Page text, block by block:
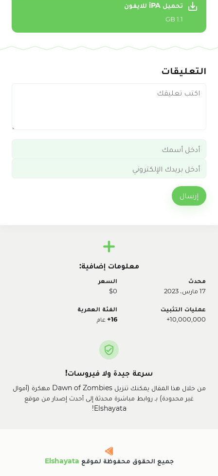
تحميل iPA للايفون
1.1 GB
التعليقات
إرسال
معلومات إضافية:
محدث
17 مارس، 2023
السعر
$0
عمليات التثبيت
10,000,000+
الفئة العمرية
16+
عام
سرعة جيدة ولا فيروسات!
من خلال هذا المقال يمكنك تنزيل Dawn of Zombies مهكرة (أموال
غير محدودة) بـ روابط مباشرة محدثة إلى أحدث إصدار من موقع
Elshayata!
جميع الحقوق محفوظة لموقع Elshayata